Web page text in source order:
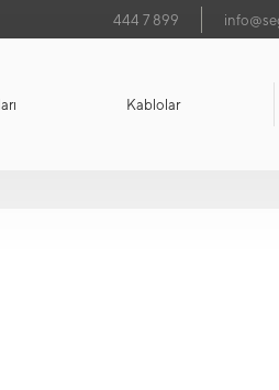
444 7 899
Kablolar